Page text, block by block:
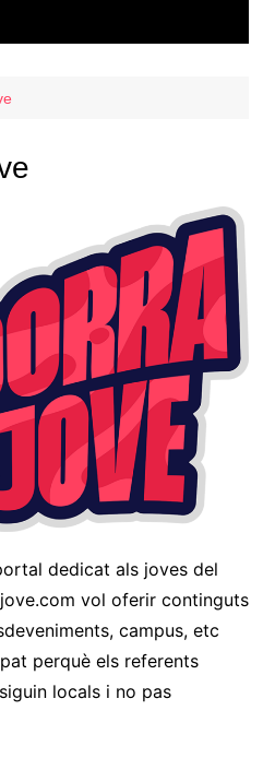
dedicat als joves del
vol oferir continguts
campus, etc
perquè els referents
locals i no pas